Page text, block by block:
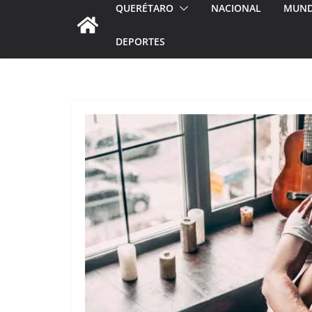
QUERÉTARO NACIONAL
DEPORTES